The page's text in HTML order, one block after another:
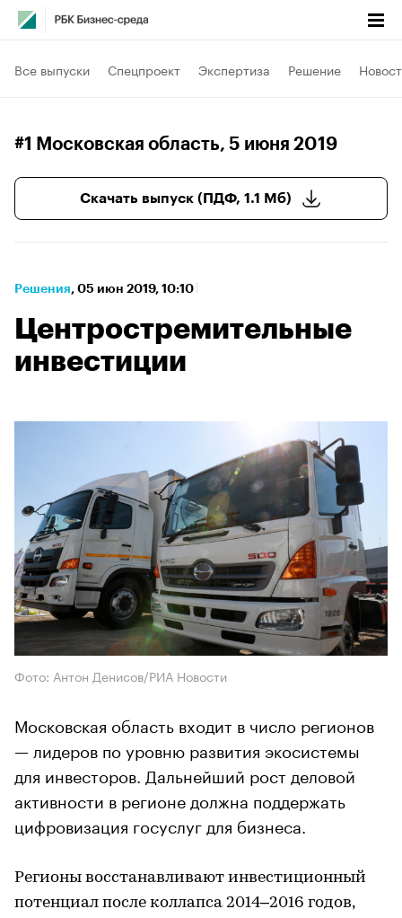
Все выпуски Спецпроект Экспертиза Решение
#1 Московская область, 5 июня 2019
Скачать выпуск (ПДФ, 1.1 Мб)
Решения⁠, 05 июн 2019, 10:10
Центростремительные
инвестиции
Фото: Антон Денисов/РИА Новости
Московская область входит в число регионов
— лидеров по уровню развития экосистемы
для инвесторов. Дальнейший рост деловой
активности в регионе должна поддержать
цифровизация госуслуг для бизнеса.
Регионы восстанавливают инвестиционный
потенциал после коллапса 2014–2016 годов,